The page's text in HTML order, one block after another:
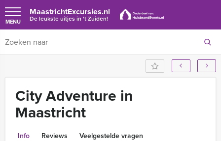
MaastrichtExcursies.nl
De leukste uitjes in 't Zuiden!
MENU
City Adventure in
Maastricht
Info Reviews Veelgestelde vragen